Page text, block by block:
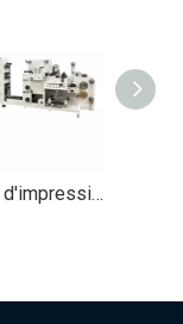
Machine d'impression flexographique de labels de 7 couleurs pour les imprimantes flexographiques d'étiquettes petit à petit